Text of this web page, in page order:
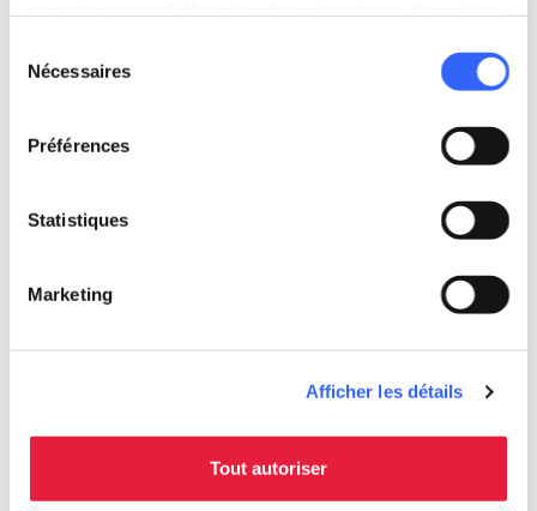
Nécessaires
Préférences
Statistiques
Marketing
Afficher les détails
Tout autoriser
la biodiversité des carabiniers de Vallombrosa.
Pour plus d'informations, nous vous recommandons
Esplora su mappa